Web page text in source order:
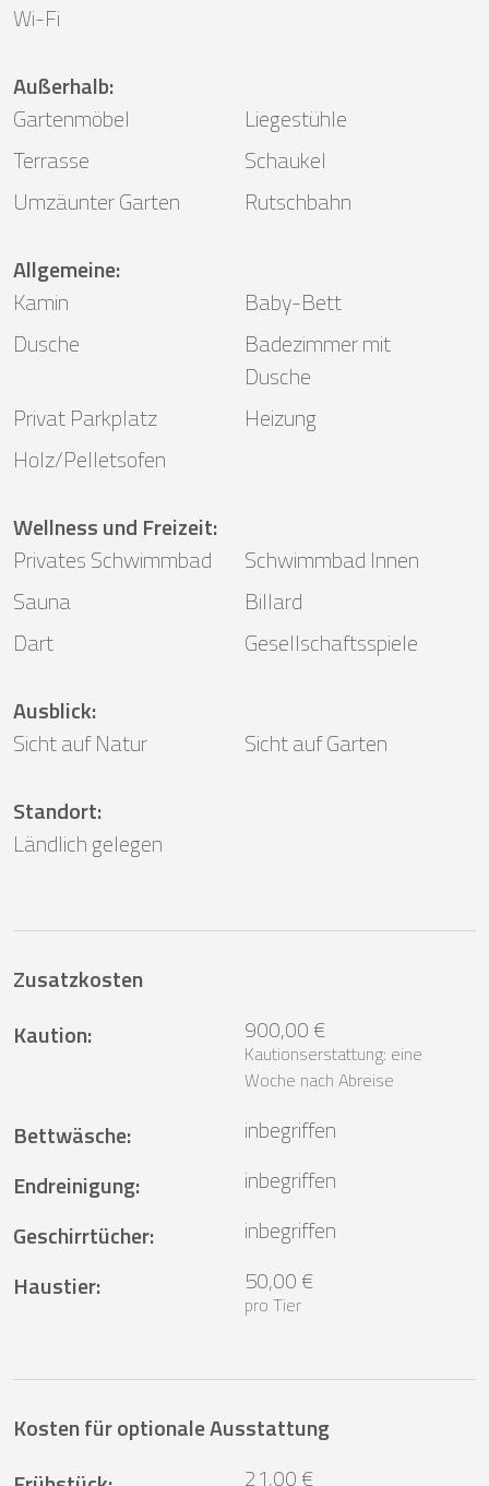
Wi-Fi
Außerhalb:
Gartenmöbel
Liegestühle
Terrasse
Schaukel
Umzäunter Garten
Rutschbahn
Allgemeine:
Kamin
Baby-Bett
Dusche
Badezimmer mit
Dusche
Privat Parkplatz
Heizung
Holz/Pelletsofen
Wellness und Freizeit:
Privates Schwimmbad
Schwimmbad Innen
Sauna
Billard
Dart
Gesellschaftsspiele
Ausblick:
Sicht auf Natur
Sicht auf Garten
Standort:
Ländlich gelegen
Zusatzkosten
Kaution: 900,00 €
Kautionserstattung: eine
Woche nach Abreise
Bettwäsche:
inbegriffen
Endreinigung:
inbegriffen
Geschirrtücher:
inbegriffen
Haustier: 50,00 €
pro Tier
Kosten für optionale Ausstattung
21,00 €